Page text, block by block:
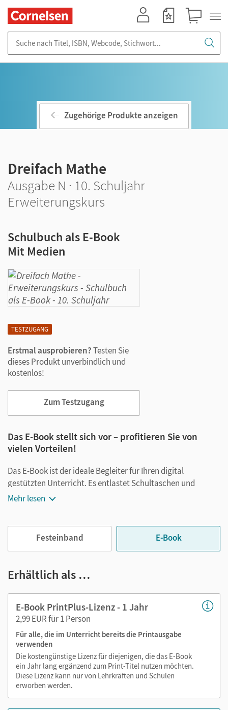
TESTZUGANG
Erstmal ausprobieren?Testen Sie
dieses Produkt unverbindlich und
kostenlos!
Zum Testzugang
Zugehörige Produkte anzeigen
Dreifach Mathe
Ausgabe N · 10. Schuljahr
Erweiterungskurs
Schulbuch als E-Book
Mit Medien
Das E-Book stellt sich vor – profitieren Sie von
vielen Vorteilen!
Das E-Book ist der ideale Begleiter für Ihren digital
gestützten Unterricht. Es entlastet Schultaschen und
Rucksäcke und ist jederzeit unkompliziert verfügbar.
Notizen erstellen
Text ergänzen
im Text suchen
zoomen
Die Medien sind wichtige Bestandteile dieses E-Books. Sie
sind seitengenau platziert, damit Sie und Ihre Schüler/-innen
jederzeit unkompliziert darauf zugreifen können. So
gestalten Sie das Lehren und Lernen zeitsparend und
abwechslungsreich. Kein Medienwechsel! Kein
zeitaufwendiges Suchen!
Mehr lesen
Festeinband E-Book
Erhältlich als …
E-Book PrintPlus-Lizenz - 1 Jahr
2,99 EUR für 1 Person
Für alle, die im Unterricht bereits die Printausgabe
verwenden
Die kostengünstige Lizenz für diejenigen, die das E-Book
ein Jahr lang ergänzend zum Print-Titel nutzen möchten.
Diese Lizenz kann nur von Lehrkräften und Schulen
erworben werden.